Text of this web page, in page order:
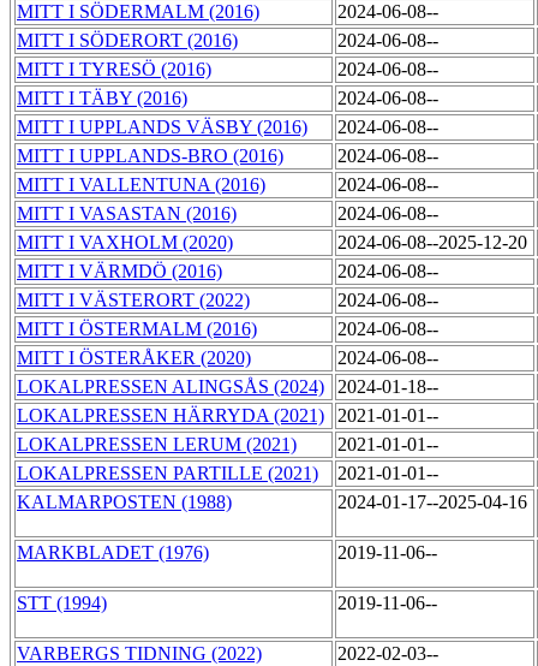
MITT I SÖDERMALM (2016)
2024-06-08--
MITT I SÖDERORT (2016)
2024-06-08--
MITT I TYRESÖ (2016)
2024-06-08--
MITT I TÄBY (2016)
2024-06-08--
MITT I UPPLANDS VÄSBY (2016)
2024-06-08--
MITT I UPPLANDS-BRO (2016)
2024-06-08--
MITT I VALLENTUNA (2016)
2024-06-08--
MITT I VASASTAN (2016)
2024-06-08--
MITT I VAXHOLM (2020)
2024-06-08--2025-12-20
MITT I VÄRMDÖ (2016)
2024-06-08--
MITT I VÄSTERORT (2022)
2024-06-08--
MITT I ÖSTERMALM (2016)
2024-06-08--
MITT I ÖSTERÅKER (2020)
2024-06-08--
LOKALPRESSEN ALINGSÅS (2024)
2024-01-18--
LOKALPRESSEN HÄRRYDA (2021)
2021-01-01--
LOKALPRESSEN LERUM (2021)
2021-01-01--
LOKALPRESSEN PARTILLE (2021)
2021-01-01--
KALMARPOSTEN (1988)
2024-01-17--2025-04-16
MARKBLADET (1976) 2019-11-06--
STT (1994) 2019-11-06--
VARBERGS TIDNING (2022) 2022-02-03--